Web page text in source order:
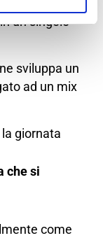
un singolo
sviluppa un
ad un mix
giornata
che si
come